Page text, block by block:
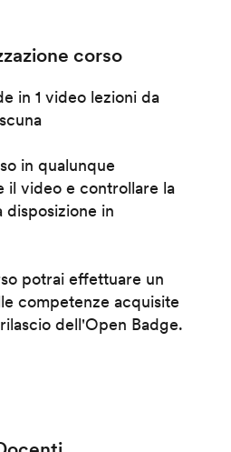
corso
in 1 video lezioni da
in qualunque
il video e controllare la
disposizione in
potrai effettuare un
competenze acquisite
dell'Open Badge.